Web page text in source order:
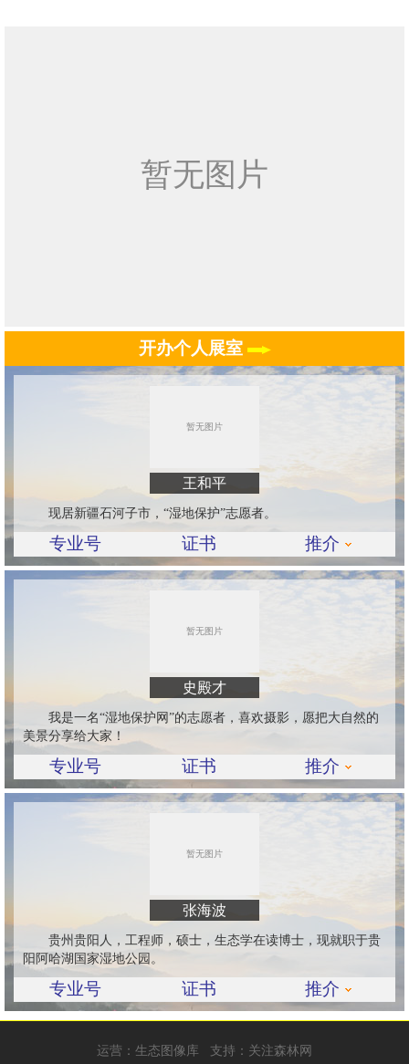
开办个人展室
王和平
现居新疆石河子市，“湿地保护”志愿者。
专业号 证书 推介
史殿才
我是一名“湿地保护网”的志愿者，喜欢摄影，愿把大自然的
美景分享给大家！
专业号 证书 推介
张海波
贵州贵阳人，工程师，硕士，生态学在读博士，现就职于贵
阳阿哈湖国家湿地公园。
专业号 证书 推介
运营： 生态图像库 支持： 关注森林网